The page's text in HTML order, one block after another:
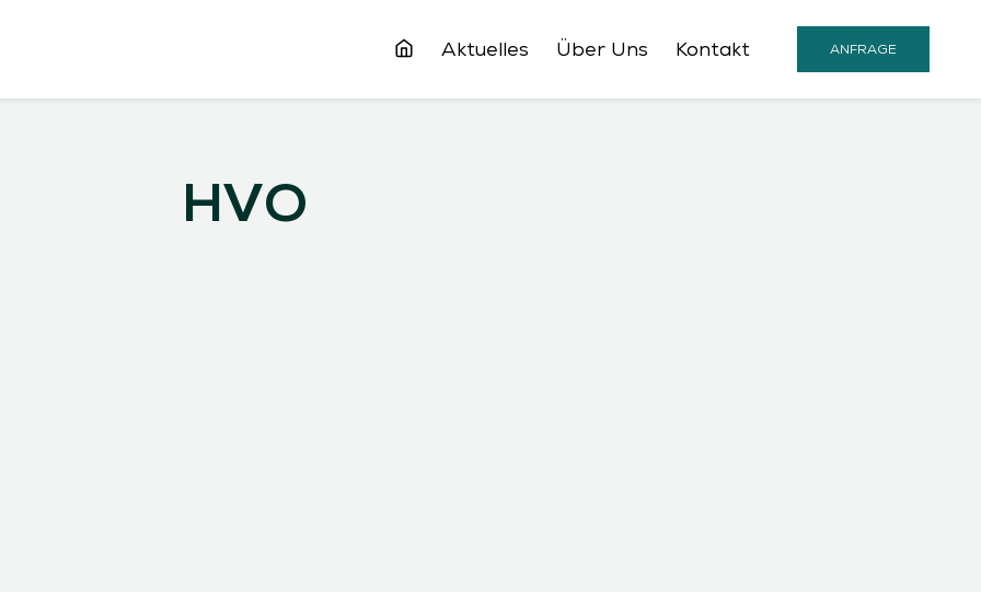
Aktuelles Über Uns Kontakt ANFRAGE
HVO